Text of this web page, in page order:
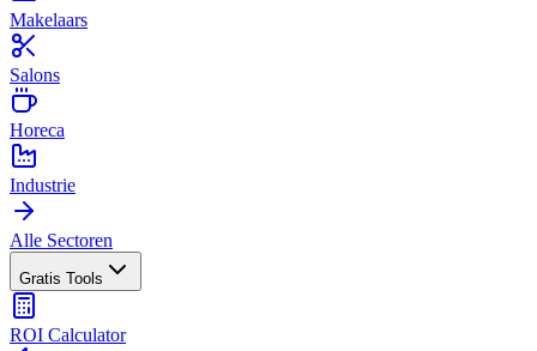
Makelaars
Salons
Horeca
Industrie
Alle Sectoren
Gratis Tools
ROI Calculator